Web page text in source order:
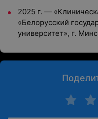
2025 г. —
«Белорусский
университет», г.